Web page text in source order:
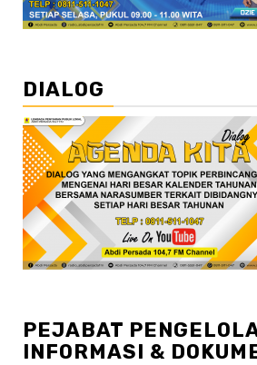
DIALOG
PEJABAT
INFORMASI &